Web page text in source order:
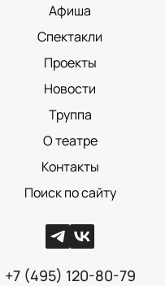
Афиша
Спектакли
Проекты
Новости
Труппа
О театре
Контакты
Поиск по сайту
+7 (495) 120-80-79